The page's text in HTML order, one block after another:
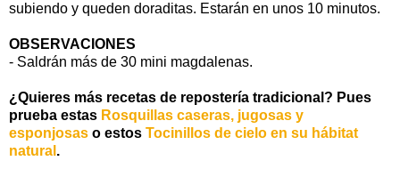
subiendo y queden doraditas. Estarán en unos 10 minutos.
OBSERVACIONES
- Saldrán más de 30 mini magdalenas.
¿Quieres más recetas de repostería tradicional? Pues
prueba estas Rosquillas caseras, jugosas y
esponjosas o estos Tocinillos de cielo en su hábitat
natural .